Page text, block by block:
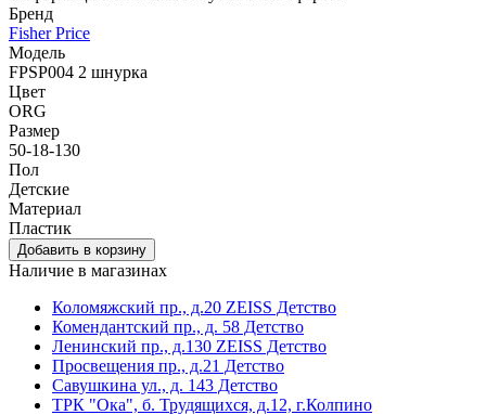
Бренд
Fisher Price
Модель
FPSP004 2 шнурка
Цвет
ORG
Размер
50-18-130
Пол
Детские
Материал
Пластик
Наличие в магазинах
Коломяжский пр., д.20 ZEISS Детство
Комендантский пр., д. 58 Детство
Ленинский пр., д.130 ZEISS Детство
Просвещения пр., д.21 Детство
Савушкина ул., д. 143 Детство
ТРК "Ока", б. Трудящихся, д.12, г.Колпино